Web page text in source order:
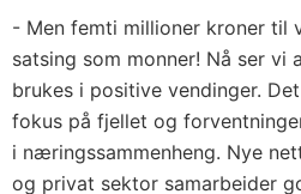
- Men femti millioner kroner til
satsing som monner! Nå ser vi
brukes i positive vendinger.
fokus på fjellet og
i næringssammenheng. Nye
og privat sektor samarbeider